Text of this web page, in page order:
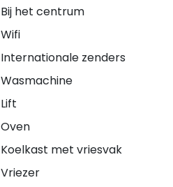
Bij het centrum
Wifi
Internationale zenders
Wasmachine
Lift
Oven
Koelkast met vriesvak
Vriezer